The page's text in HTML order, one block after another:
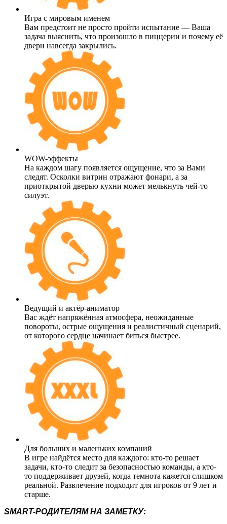
Игра с мировым именем
Вам предстоит не просто пройти испытание — Ваша
задача выяснить, что произошло в пиццерии и почему её
двери навсегда закрылись.
WOW-эффекты
На каждом шагу появляется ощущение, что за Вами
следят. Осколки витрин отражают фонари, а за
приоткрытой дверью кухни может мелькнуть чей-то
силуэт.
Ведущий и актёр-аниматор
Вас ждёт напряжённая атмосфера, неожиданные
повороты, острые ощущения и реалистичный сценарий,
от которого сердце начинает биться быстрее.
Для больших и маленьких компаний
В игре найдётся место для каждого: кто-то решает
задачи, кто-то следит за безопасностью команды, а кто-
то поддерживает друзей, когда темнота кажется слишком
реальной. Развлечение подходит для игроков от 9 лет и
старше.
SMART-РОДИТЕЛЯМ НА ЗАМЕТКУ: